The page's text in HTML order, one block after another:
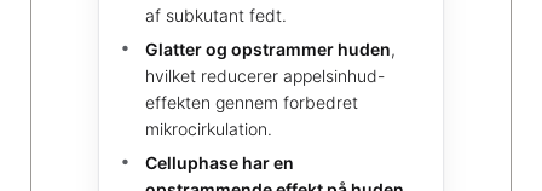
af subkutant fedt.
Glatter og opstrammer huden,
hvilket reducerer appelsinhud-
effekten gennem forbedret
mikrocirkulation.
Celluphase har en